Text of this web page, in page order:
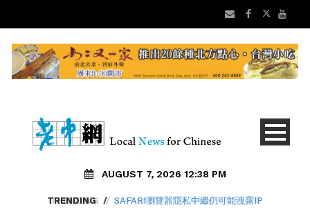
AUGUST 7, 2026 12:38 PM
TRENDING / SAFARI瀏覽器隱私中繼仍可能洩露IP